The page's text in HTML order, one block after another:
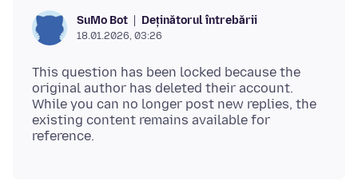
SuMo Bot Deținătorul întrebării
18.01.2026, 03:26
This question has been locked because the
original author has deleted their account.
While you can no longer post new replies, the
existing content remains available for